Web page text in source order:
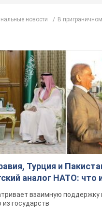
Турция и
аналог НАТО: что
взаимную поддержку
государств
т.
после аномальной
ливень:
в реки. Видео
Буковель